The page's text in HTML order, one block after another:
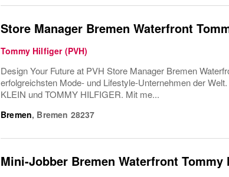
Store Manager Bremen Waterfront
Tommy Hilfiger (PVH)
Design Your Future at PVH Store Manager Bremen
erfolgreichsten Mode- und Lifestyle-Unternehmen der
KLEIN und TOMMY HILFIGER. Mit me...
Bremen, Bremen 28237
Mini-Jobber Bremen Waterfront